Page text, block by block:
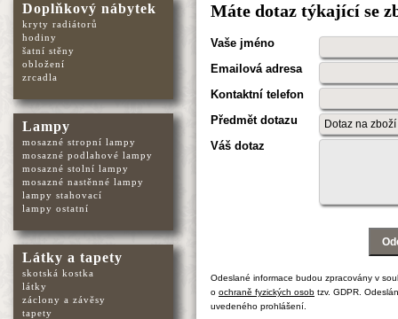
Máte dotaz týkající se
Vaše jméno
Emailová adresa
Kontaktní telefon
Předmět dotazu
Váš dotaz
Odeslané informace budou zpracovány v
o ochraně fyzických osobtzv. GDPR.
uvedeného prohlášení.
Doplňkový nábytek
kryty radiátorů
hodiny
šatní stěny
obložení
zrcadla
Lampy
mosazné stropní lampy
mosazné podlahové lampy
mosazné stolní lampy
mosazné nastěnné lampy
lampy stahovací
lampy ostatní
Látky a tapety
skotská kostka
látky
záclony a závěsy
tapety